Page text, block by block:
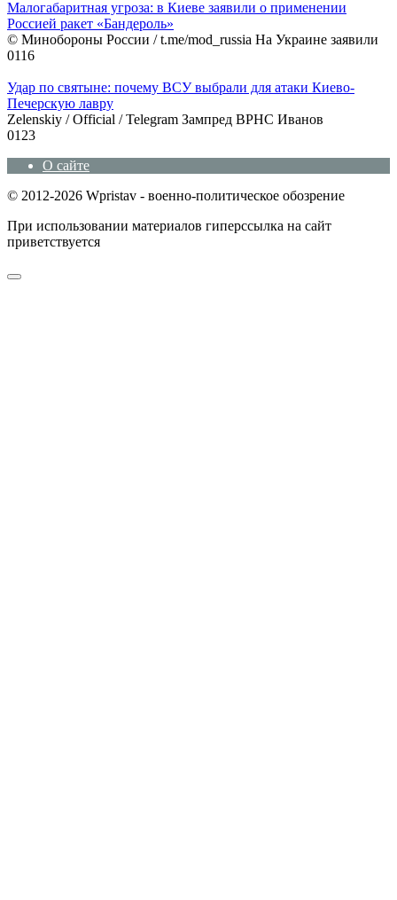
Малогабаритная угроза: в Киеве заявили о применении
Россией ракет «Бандероль»
© Минобороны России / t.me/mod_russia На Украине заявили
0116
Удар по святыне: почему ВСУ выбрали для атаки Киево-
Печерскую лавру
Zеlеnskiу / Оfficiаl / Telegram Зампред ВРНС Иванов
0123
О сайте
© 2012-2026 Wpristav - военно-политическое обозрение
При использовании материалов гиперссылка на сайт
приветствуется